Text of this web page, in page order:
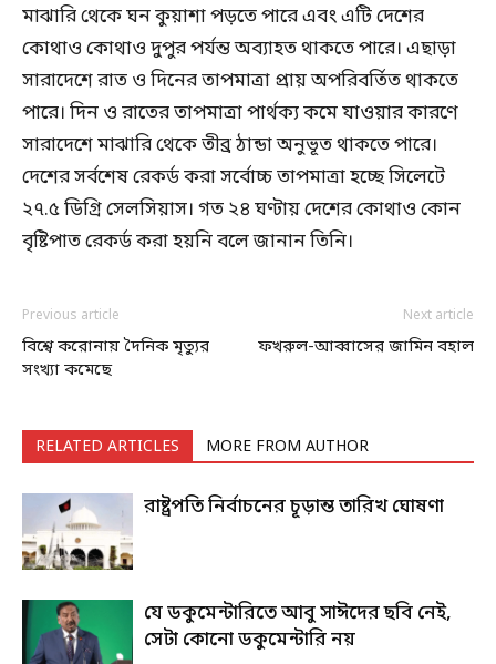
মাঝারি থেকে ঘন কুয়াশা পড়তে পারে এবং এটি দেশের
কোথাও কোথাও দুপুর পর্যন্ত অব্যাহত থাকতে পারে। এছাড়া
সারাদেশে রাত ও দিনের তাপমাত্রা প্রায় অপরিবর্তিত থাকতে
পারে। দিন ও রাতের তাপমাত্রা পার্থক্য কমে যাওয়ার কারণে
সারাদেশে মাঝারি থেকে তীব্র ঠান্ডা অনুভূত থাকতে পারে।
দেশের সর্বশেষ রেকর্ড করা সর্বোচ্চ তাপমাত্রা হচ্ছে সিলেটে
২৭.৫ ডিগ্রি সেলসিয়াস। গত ২৪ ঘণ্টায় দেশের কোথাও কোন
বৃষ্টিপাত রেকর্ড করা হয়নি বলে জানান তিনি।
Previous article
বিশ্বে করোনায় দৈনিক মৃত্যুর
সংখ্যা কমেছে
Next article
ফখরুল-আব্বাসের জামিন বহাল
RELATED ARTICLES MORE FROM AUTHOR
রাষ্ট্রপতি নির্বাচনের চূড়ান্ত তারিখ ঘোষণা
যে ডকুমেন্টারিতে আবু সাঈদের ছবি নেই,
সেটা কোনো ডকুমেন্টারি নয়